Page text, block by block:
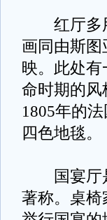
红厅多用
画同由斯
映。此处
命时期的
1805年的
四色地毯。
国宴厅是
著称。桌椅